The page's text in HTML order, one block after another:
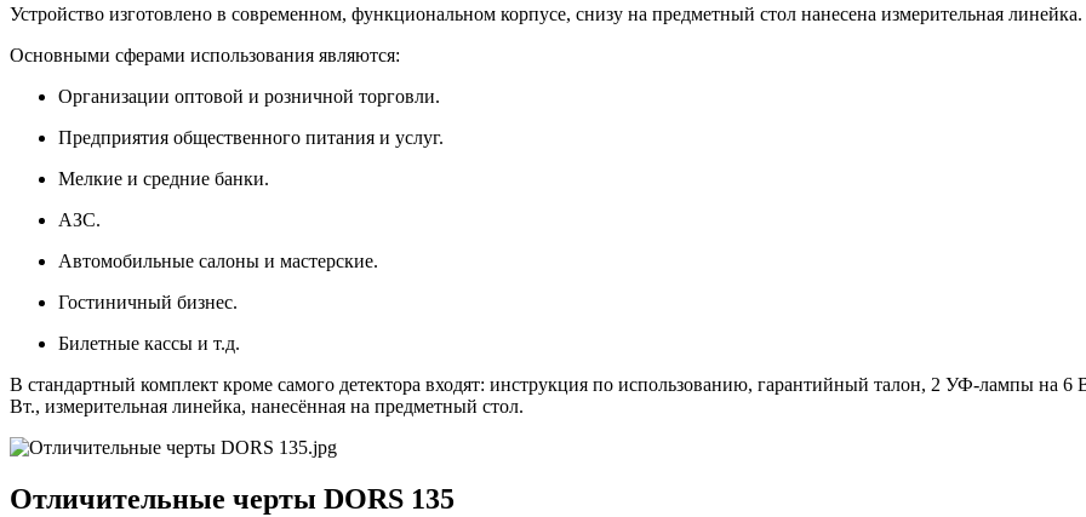
Устройство изготовлено в современном, функциональном корпусе, снизу на предметный стол нанесена измерительная
Основными сферами использования являются:
Организации оптовой и розничной торговли.
Предприятия общественного питания и услуг.
Мелкие и средние банки.
АЗС.
Автомобильные салоны и мастерские.
Гостиничный бизнес.
Билетные кассы и т.д.
В стандартный комплект кроме самого детектора входят: инструкция по использованию, гарантийный талон, 2 УФ-лампы на 6
Вт., измерительная линейка, нанесённая на предметный стол.
Отличительные черты DORS 135